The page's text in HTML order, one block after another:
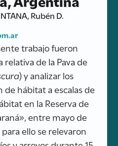
Rubén D.
trabajo fueron
de la Pava de
) y analizar los
hábitat a escalas de
en la Reserva de
entre mayo de
ello se relevaron